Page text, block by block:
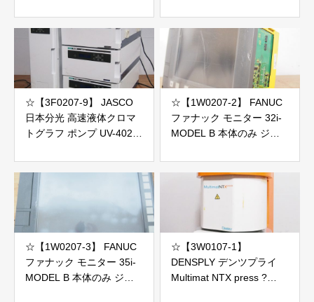
ク
☆【3F0207-9】 JASCO
日本分光 高速液体クロマ
トグラフ ポンプ UV-4025
ト 2個口発送 ジャンク
☆【1W0207-2】 FANUC
ファナック モニター 32i-
MODEL B 本体のみ ジャ
☆【1W0207-3】 FANUC
ファナック モニター 35i-
MODEL B 本体のみ ジャ
☆【3W0107-1】
DENSPLY デンツプライ
Multimat NTX press ?